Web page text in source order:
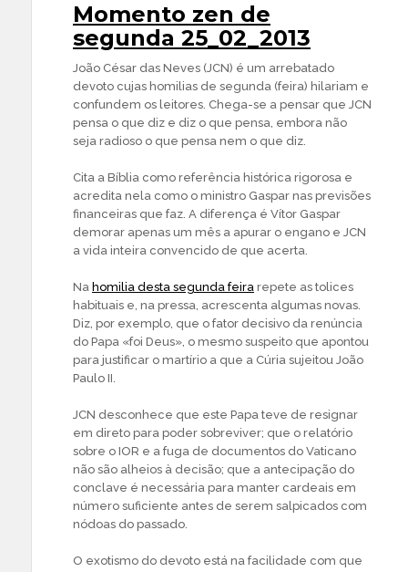
Momento zen de
segunda 25_02_2013
João César das Neves (JCN) é um arrebatado
devoto cujas homilias de segunda (feira) hilariam e
confundem os leitores. Chega-se a pensar que JCN
pensa o que diz e diz o que pensa, embora não
seja radioso o que pensa nem o que diz.
Cita a Bíblia como referência histórica rigorosa e
acredita nela como o ministro Gaspar nas previsões
financeiras que faz. A diferença é Vítor Gaspar
demorar apenas um mês a apurar o engano e JCN
a vida inteira convencido de que acerta.
Na homilia desta segunda feira repete as tolices
habituais e, na pressa, acrescenta algumas novas.
Diz, por exemplo, que o fator decisivo da renúncia
do Papa «foi Deus», o mesmo suspeito que apontou
para justificar o martírio a que a Cúria sujeitou João
Paulo II.
JCN desconhece que este Papa teve de resignar
em direto para poder sobreviver; que o relatório
sobre o IOR e a fuga de documentos do Vaticano
não são alheios à decisão; que a antecipação do
conclave é necessária para manter cardeais em
número suficiente antes de serem salpicados com
nódoas do passado.
O exotismo do devoto está na facilidade com que